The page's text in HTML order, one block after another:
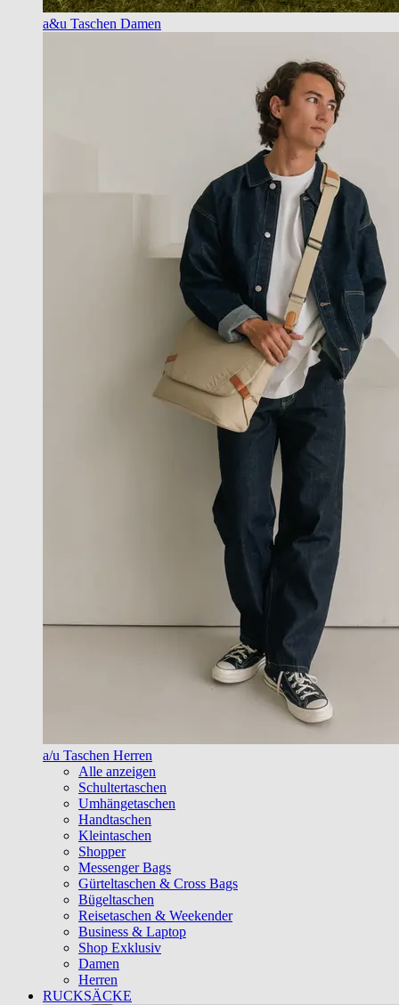
a&u Taschen Damen
a/u Taschen Herren
Alle anzeigen
Schultertaschen
Umhängetaschen
Handtaschen
Kleintaschen
Shopper
Messenger Bags
Gürteltaschen & Cross Bags
Bügeltaschen
Reisetaschen & Weekender
Business & Laptop
Shop Exklusiv
Damen
Herren
RUCKSÄCKE